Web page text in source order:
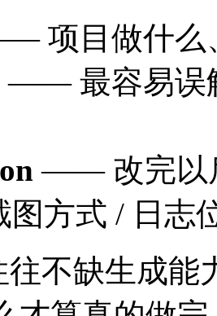
项目做什么
—— 最容易误
—— 改完以
图方式 / 日志
往不缺生成